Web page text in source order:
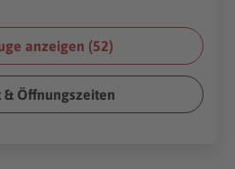
anzeigen (52)
& Öffnungszeiten